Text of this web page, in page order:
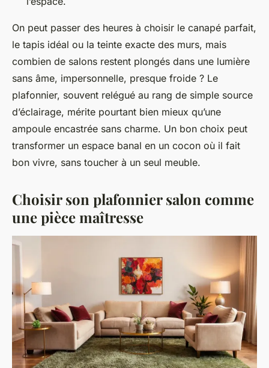
On peut passer des heures à choisir le canapé parfait,
le tapis idéal ou la teinte exacte des murs, mais
combien de salons restent plongés dans une lumière
sans âme, impersonnelle, presque froide ? Le
plafonnier, souvent relégué au rang de simple source
d’éclairage, mérite pourtant bien mieux qu’une
ampoule encastrée sans charme. Un bon choix peut
transformer un espace banal en un cocon où il fait
bon vivre, sans toucher à un seul meuble.
Choisir son plafonnier salon comme
une pièce maîtresse